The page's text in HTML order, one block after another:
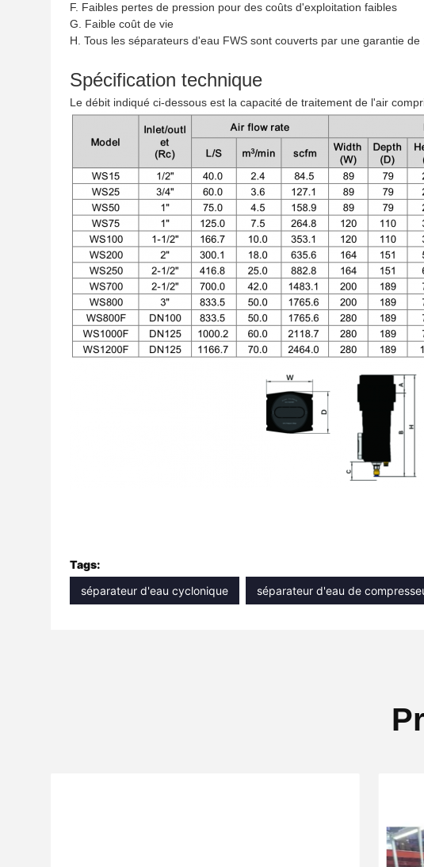
F. Faibles pertes de pression pour des coûts d'exploitation faibles
G. Faible coût de vie
H. Tous les séparateurs d'eau FWS sont couverts par une garantie de
Spécification technique
Le débit indiqué ci-dessous est la capacité de traitement de l'air
Tags:
séparateur d'eau cyclonique
séparateur d'eau de